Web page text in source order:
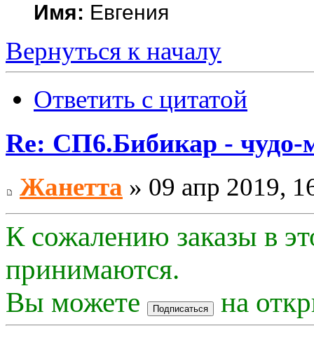
Имя: Евгения
Вернуться к началу
Ответить с цитатой
Re: СП6.Бибикар - чудо-
Жанетта » 09 апр 2019,
К сожалению заказы в
принимаются.
Вы можете
на